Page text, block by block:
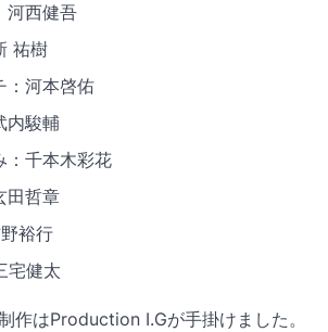
河西健吾
祐樹
：河本啓佑
内駿輔
：千本木彩花
田哲章
裕行
宅健太
作はProduction I.Gが手掛けました。